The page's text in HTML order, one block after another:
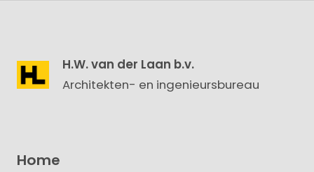
H.W. van der Laan b.v.
Architekten- en ingenieursbureau
Home